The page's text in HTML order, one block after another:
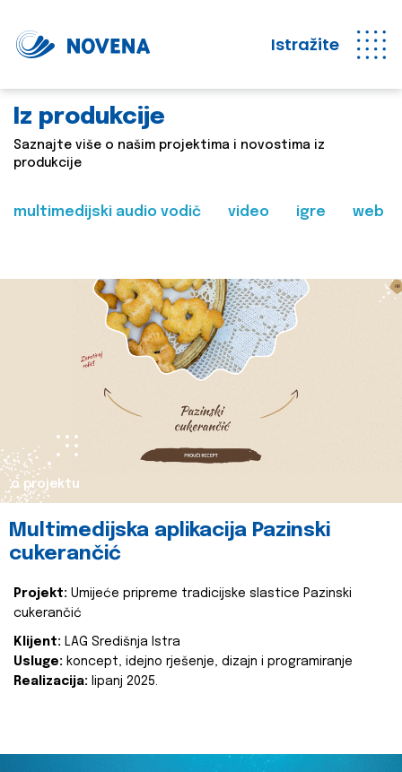
Istražite
Iz produkcije
Saznajte više o našim projektima i novostima iz
produkcije
multimedijski audio vodič video igre web
o projektu
Multimedijska aplikacija Pazinski
cukerančić
Projekt: Umijeće pripreme tradicijske slastice Pazinski
cukerančić
Klijent: LAG Središnja Istra
Usluge: koncept, idejno rješenje, dizajn i programiranje
Realizacija: lipanj 2025.